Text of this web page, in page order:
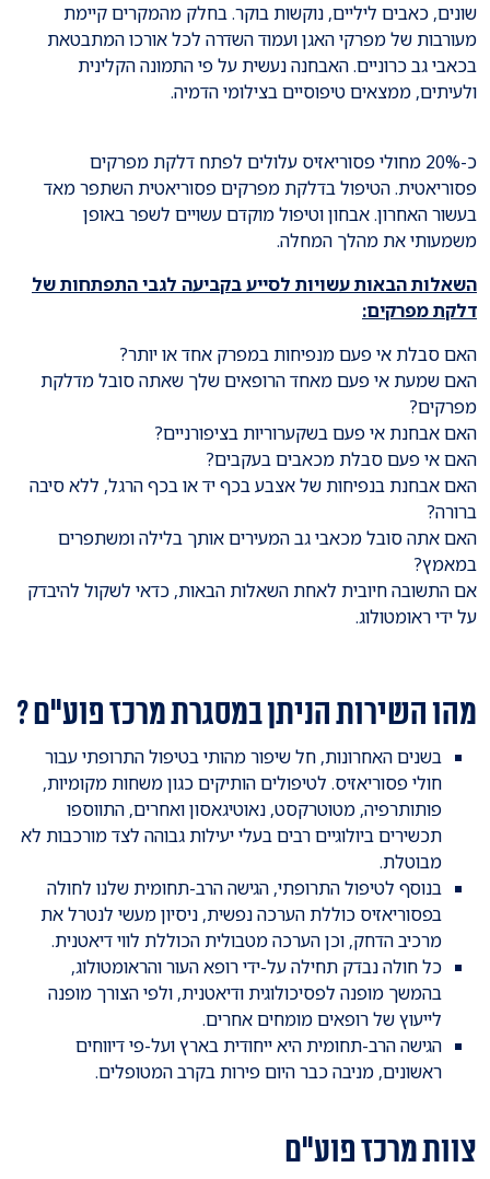
שונים, כאבים ליליים, נוקשות בוקר. בחלק מהמקרים קיימת
מעורבות של מפרקי האגן ועמוד השדרה לכל אורכו המתבטאת
בכאבי גב כרוניים. האבחנה נעשית על פי התמונה הקלינית
ולעיתים, ממצאים טיפוסיים בצילומי הדמיה.
כ-20% מחולי פסוריאזיס עלולים לפתח דלקת מפרקים
פסוריאטית. הטיפול בדלקת מפרקים פסוריאטית השתפר מאד
בעשור האחרון. אבחון וטיפול מוקדם עשויים לשפר באופן
משמעותי את מהלך המחלה.
השאלות הבאות עשויות לסייע בקביעה לגבי התפתחות של
דלקת מפרקים:
האם סבלת אי פעם מנפיחות במפרק אחד או יותר?
האם שמעת אי פעם מאחד הרופאים שלך שאתה סובל מדלקת
מפרקים?
האם אבחנת אי פעם בשקערוריות בציפורניים?
האם אי פעם סבלת מכאבים בעקבים?
האם אבחנת בנפיחות של אצבע בכף יד או בכף הרגל, ללא סיבה
ברורה?
האם אתה סובל מכאבי גב המעירים אותך בלילה ומשתפרים
במאמץ?
אם התשובה חיובית לאחת השאלות הבאות, כדאי לשקול להיבדק
על ידי ראומטולוג.
מהו השירות הניתן במסגרת מרכז פוע"ם ?
בשנים האחרונות, חל שיפור מהותי בטיפול התרופתי עבור
חולי פסוריאזיס. לטיפולים הותיקים כגון משחות מקומיות,
פותותרפיה, מטוטרקסט, נאוטיגאסון ואחרים, התווספו
תכשירים ביולוגיים רבים בעלי יעילות גבוהה לצד מורכבות לא
מבוטלת.
בנוסף לטיפול התרופתי, הגישה הרב-תחומית שלנו לחולה
בפסוריאזיס כוללת הערכה נפשית, ניסיון מעשי לנטרל את
מרכיב הדחק, וכן הערכה מטבולית הכוללת לווי דיאטנית.
כל חולה נבדק תחילה על-ידי רופא העור והראומטולוג,
בהמשך מופנה לפסיכולוגית ודיאטנית, ולפי הצורך מופנה
לייעוץ של רופאים מומחים אחרים.
הגישה הרב-תחומית היא ייחודית בארץ ועל-פי דיווחים
ראשונים, מניבה כבר היום פירות בקרב המטופלים.
צוות מרכז פוע"ם